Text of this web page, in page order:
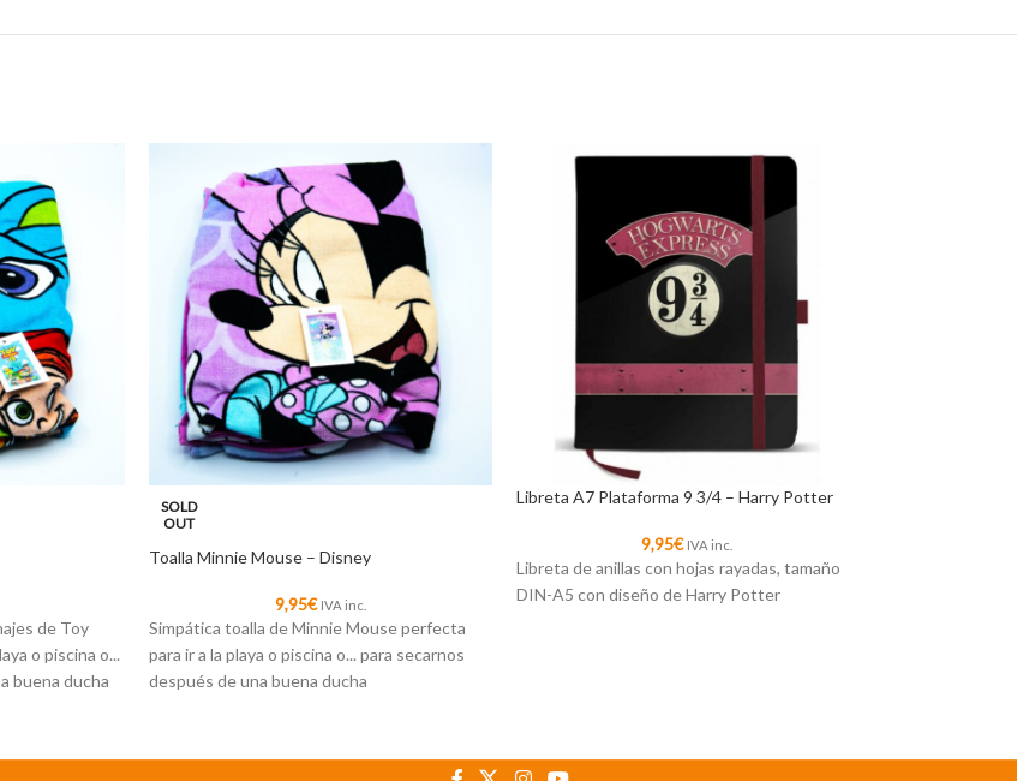
de Toy
o piscina o...
buena ducha
SOLD
OUT
Toalla Minnie Mouse – Disney
9,95€ IVA inc.
Simpática toalla de Minnie Mouse perfecta
para ir a la playa o piscina o... para secarnos
después de una buena ducha
Libreta A7 Plataforma 9 3/4 – Harry Potter
9,95€ IVA inc.
Libreta de anillas con hojas rayadas, tamaño
DIN-A5 con diseño de Harry Potter